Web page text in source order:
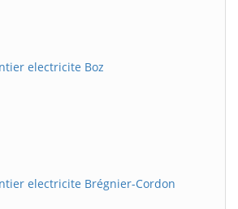
electricite Boz
electricite Brégnier-Cordon